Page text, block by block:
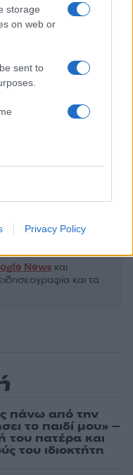
storage
on web or
sent to
Privacy Policy
50 /50
ΝΙΚΟΣ ΓΑΛΑΝΟΣ
News και
και τα
πάνω από την
το παιδί μου» –
του πατέρα και
του ιδιοκτήτη